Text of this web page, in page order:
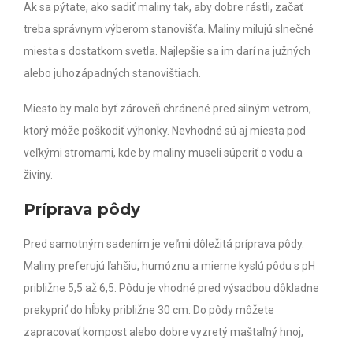
Ak sa pýtate, ako sadiť maliny tak, aby dobre rástli, začať
treba správnym výberom stanovišťa. Maliny milujú slnečné
miesta s dostatkom svetla. Najlepšie sa im darí na južných
alebo juhozápadných stanovištiach.
Miesto by malo byť zároveň chránené pred silným vetrom,
ktorý môže poškodiť výhonky. Nevhodné sú aj miesta pod
veľkými stromami, kde by maliny museli súperiť o vodu a
živiny.
Príprava pôdy
Pred samotným sadením je veľmi dôležitá príprava pôdy.
Maliny preferujú ľahšiu, humóznu a mierne kyslú pôdu s pH
približne 5,5 až 6,5. Pôdu je vhodné pred výsadbou dôkladne
prekypriť do hĺbky približne 30 cm. Do pôdy môžete
zapracovať kompost alebo dobre vyzretý maštaľný hnoj,